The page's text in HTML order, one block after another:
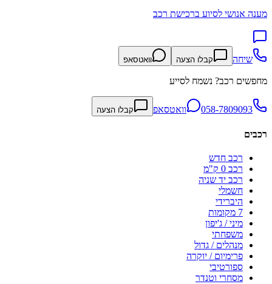
מענה אנושי לסיוע ברכישת רכב
שיחה קבלו הצעה וואטסאפ
מחפשים רכב? נשמח לסייע
058-7809093 וואטסאפ קבלו הצעה
רכבים
רכב חדש
רכב 0 ק"מ
רכב יד שניה
חשמלי
היברידי
7 מקומות
מיני / ג'יפון
משפחתי
מנהלים / גדול
פרימיום / יוקרה
ספורטיבי
מסחרי וטנדר